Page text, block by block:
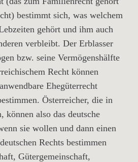
bestimmt sich, was welchem
gehört und ihm auch
verbleibt. Der Erblasser
bzw. seine Vermögenshälfte
Recht können
Ehegüterrecht
Österreicher, die in
können also das deutsche
sie wollen und dann einen
Rechts bestimmen
Gütergemeinschaft,